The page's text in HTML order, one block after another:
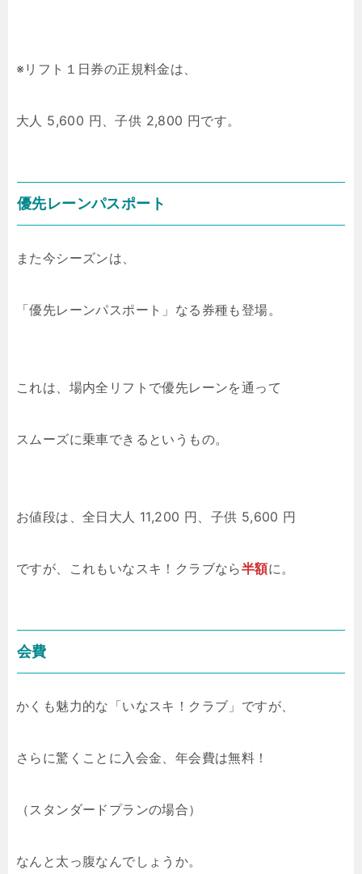
※リフト１日券の正規料金は、
大人 5,600 円、子供 2,800 円です。
優先レーンパスポート
また今シーズンは、
「優先レーンパスポート」なる券種も登場。
これは、場内全リフトで優先レーンを通って
スムーズに乗車できるというもの。
お値段は、全日大人 11,200 円、子供 5,600 円
ですが、これもいなスキ！クラブなら半額に。
会費
かくも魅力的な「いなスキ！クラブ」ですが、
さらに驚くことに入会金、年会費は無料！
（スタンダードプランの場合）
なんと太っ腹なんでしょうか。